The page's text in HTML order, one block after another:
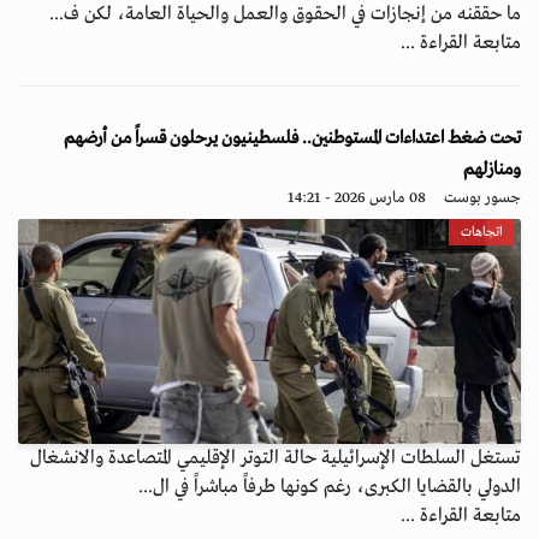
ما حققنه من إنجازات في الحقوق والعمل والحياة العامة، لكن ف...
متابعة القراءة ...
تحت ضغط اعتداءات المستوطنين.. فلسطينيون يرحلون قسراً من أرضهم
ومنازلهم
جسور بوست 08 مارس 2026 - 14:21
اتجاهات
تستغل السلطات الإسرائيلية حالة التوتر الإقليمي المتصاعدة والانشغال
الدولي بالقضايا الكبرى، رغم كونها طرفاً مباشراً في ال...
متابعة القراءة ...